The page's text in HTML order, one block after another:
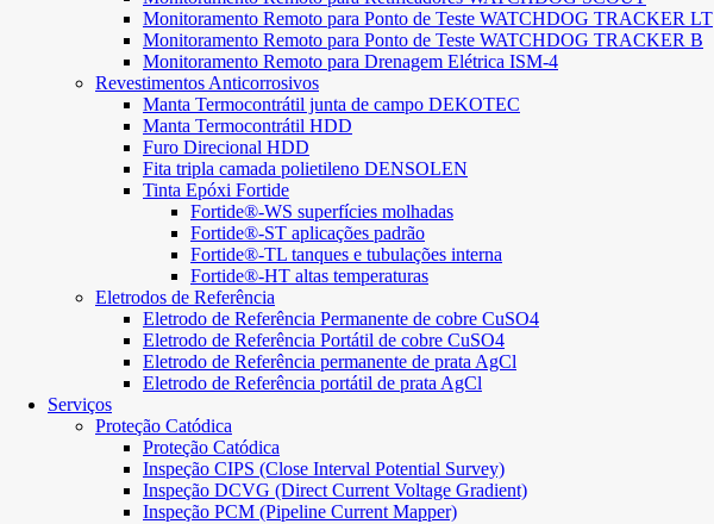
Monitoramento Remoto para Ponto de Teste WATCHDOG TRACKER LT
Monitoramento Remoto para Ponto de Teste WATCHDOG TRACKER B
Monitoramento Remoto para Drenagem Elétrica ISM-4
Revestimentos Anticorrosivos
Manta Termocontrátil junta de campo DEKOTEC
Manta Termocontrátil HDD
Furo Direcional HDD
Fita tripla camada polietileno DENSOLEN
Tinta Epóxi Fortide
Fortide®-WS superfícies molhadas
Fortide®-ST aplicações padrão
Fortide®-TL tanques e tubulações interna
Fortide®-HT altas temperaturas
Eletrodos de Referência
Eletrodo de Referência Permanente de cobre CuSO4
Eletrodo de Referência Portátil de cobre CuSO4
Eletrodo de Referência permanente de prata AgCl
Eletrodo de Referência portátil de prata AgCl
Serviços
Proteção Catódica
Proteção Catódica
Inspeção CIPS (Close Interval Potential Survey)
Inspeção DCVG (Direct Current Voltage Gradient)
Inspeção PCM (Pipeline Current Mapper)